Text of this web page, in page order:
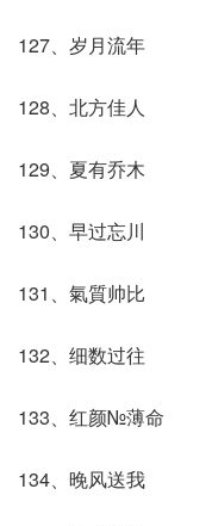
127、岁月流年
128、北方佳人
129、夏有乔木
130、早过忘川
131、氣質帅比
132、细数过往
133、红颜№薄命
134、晚风送我